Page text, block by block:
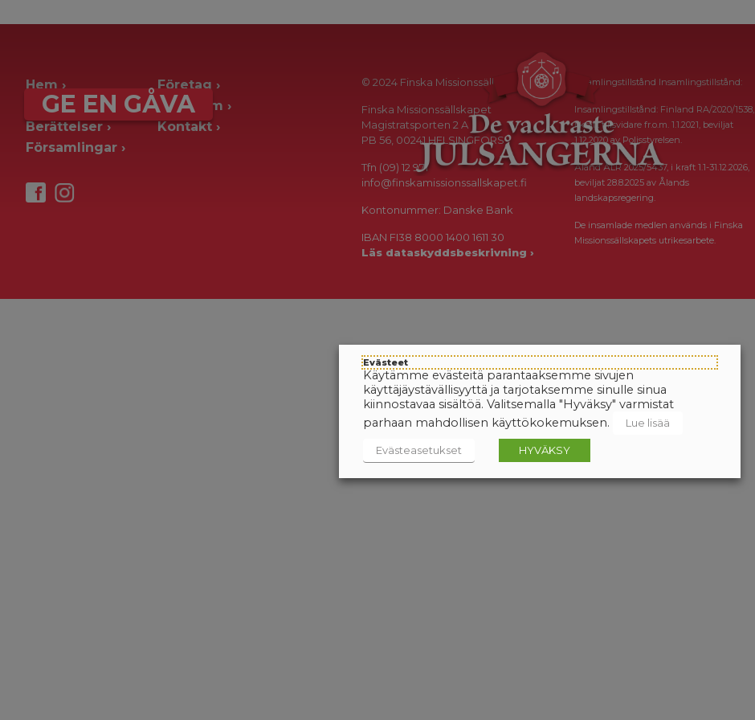
GE EN GÅVA
Hem
Ge en gåva
Berättelser
Församlingar
Företag
Pressrum
Kontakt
© 2024 Finska Missionssällskapet
Finska Missionssällskapet
Magistratsporten 2 A
PB 56, 00241 HELSINGFORS
Tfn (09) 12 971
info@finskamissionssallskapet.fi
Kontonummer: Danske Bank
IBAN FI38 8000 1400 1611 30
Läs dataskyddsbeskrivning ›
Insamlingstillstånd Insamlingstillstånd:
Insamlingstillstånd: Finland RA/2020/1538,
i kraft tillsvidare fr.o.m. 1.1.2021, beviljat
1.12.2020 av Polisstyrelsen.
Åland ÅLR 2025/5437, i kraft 1.1-31.12.2026,
beviljat 28.8.2025 av Ålands
landskapsregering.
De insamlade medlen används i Finska
Missionssällskapets utrikesarbete.
Evästeet
Käytämme evästeitä parantaaksemme sivujen
käyttäjäystävällisyyttä ja tarjotaksemme sinulle sinua
kiinnostavaa sisältöä. Valitsemalla "Hyväksy" varmistat
parhaan mahdollisen käyttökokemuksen.
Lue lisää
Evästeasetukset HYVÄKSY